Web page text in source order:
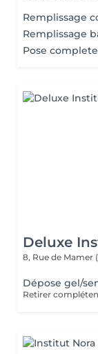
Remplissage
Remplissage
Pose
Deluxe
8, Rue de Mamer
Dépose gel/